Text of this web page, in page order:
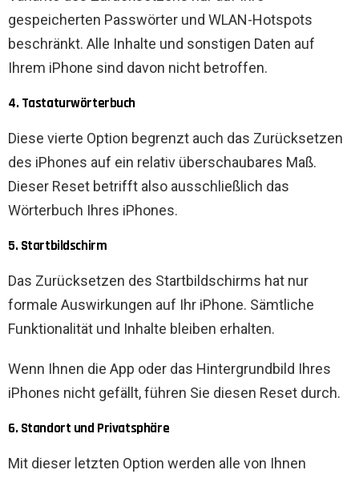
gespeicherten Passwörter und WLAN-Hotspots
beschränkt. Alle Inhalte und sonstigen Daten auf
Ihrem iPhone sind davon nicht betroffen.
4. Tastaturwörterbuch
Diese vierte Option begrenzt auch das Zurücksetzen
des iPhones auf ein relativ überschaubares Maß.
Dieser Reset betrifft also ausschließlich das
Wörterbuch Ihres iPhones.
5. Startbildschirm
Das Zurücksetzen des Startbildschirms hat nur
formale Auswirkungen auf Ihr iPhone. Sämtliche
Funktionalität und Inhalte bleiben erhalten.
Wenn Ihnen die App oder das Hintergrundbild Ihres
iPhones nicht gefällt, führen Sie diesen Reset durch.
6. Standort und Privatsphäre
Mit dieser letzten Option werden alle von Ihnen